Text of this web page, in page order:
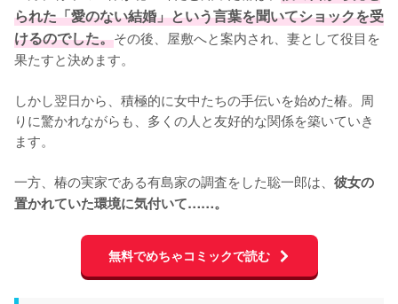
られた「愛のない結婚」という言葉を聞いてショックを受
けるのでした。その後、屋敷へと案内され、妻として役目を
果たすと決めます。
しかし翌日から、積極的に女中たちの手伝いを始めた椿。周
りに驚かれながらも、多くの人と友好的な関係を築いていき
ます。
一方、椿の実家である有島家の調査をした聡一郎は、 彼女の
置かれていた環境に気付いて……。
無料でめちゃコミックで読む